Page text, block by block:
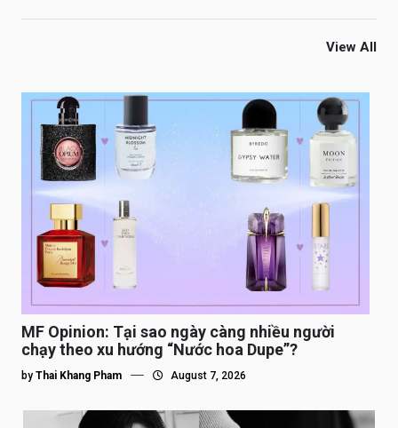
View All
MF Opinion: Tại sao ngày càng nhiều người
chạy theo xu hướng “Nước hoa Dupe”?
by Thai Khang Pham August 7, 2026